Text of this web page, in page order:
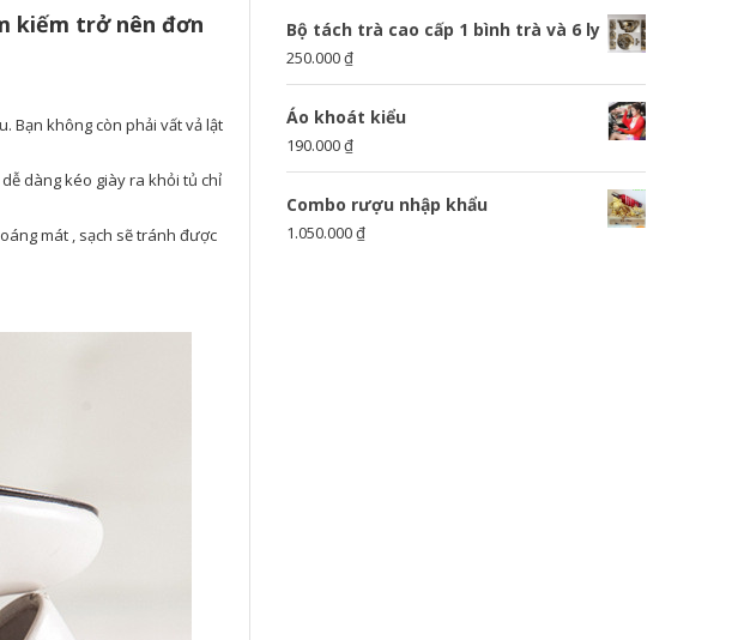
kiếm trở nên đơn
Bạn không còn phải vất vả lật
dàng kéo giày ra khỏi tủ chỉ
mát , sạch sẽ tránh được
Bộ tách trà cao cấp 1 bình trà và 6 ly
250.000₫
Áo khoát kiểu
190.000₫
Combo rượu nhập khẩu
1.050.000₫